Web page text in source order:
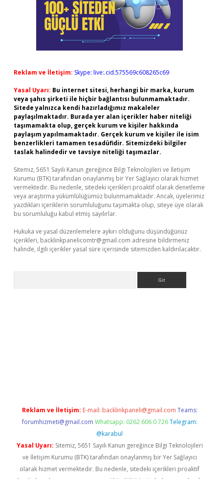
Reklam ve İletişim: Skype: live:.cid.575569c608265c69
Yasal Uyarı: Bu internet sitesi, herhangi bir marka, kurum
veya şahıs şirketi ile hiçbir bağlantısı bulunmamaktadır.
Sitede yalnızca kendi hazırladığımız makaleler
paylaşılmaktadır. Burada yer alan içerikler haber niteliği
taşımamakta olup, gerçek kurum ve kişiler hakkında
paylaşım yapılmamaktadır. Gerçek kurum ve kişiler ile isim
benzerlikleri tamamen tesadüfidir. Sitemizdeki bilgiler
taslak halindedir ve tavsiye niteliği taşımazlar.
Sitemiz, 5651 Sayılı Kanun gereğince Bilgi Teknolojileri ve İletişim
Kurumu (BTK) tarafından onaylanmış bir Yer Sağlayıcı olarak hizmet
vermektedir. Bu nedenle, sitedeki içerikleri proaktif olarak denetleme
veya araştırma yükümlülüğümüz bulunmamaktadır. Ancak, üyelerimiz
yazdıkları içeriklerin sorumluluğunu taşımakta olup, siteye üye olarak
bu sorumluluğu kabul etmiş sayılırlar.
Hukuka ve yasal düzenlemelere aykırı olduğunu düşündüğünüz
içerikleri, backlinkpanelicomtr@gmail.com adresine bildirmeniz
halinde, ilgili içerikler yasal süre içerisinde sitemizden kaldırılacaktır.
Reklam ve İletişim: E-mail: backlinkpaneli@gmail.com Teams:
forumhizmeti@gmail.com Whatsapp: 0262 606 0 726 Telegram:
@karabul
Yasal Uyarı: Sitemiz, 5651 Sayılı Kanun gereğince Bilgi Teknolojileri
ve İletişim Kurumu (BTK) tarafından onaylanmış bir Yer Sağlayıcı
olarak hizmet vermektedir. Bu nedenle, sitedeki içerikleri proaktif